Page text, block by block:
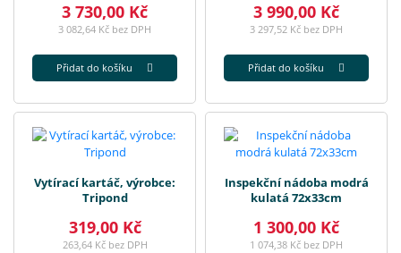
3 730,00 Kč
3 082,64 Kč bez DPH
Přidat do košíku
3 990,00 Kč
3 297,52 Kč bez DPH
Přidat do košíku
Vytírací kartáč, výrobce:
Tripond
319,00 Kč
263,64 Kč bez DPH
Inspekční nádoba modrá
kulatá 72x33cm
1 300,00 Kč
1 074,38 Kč bez DPH